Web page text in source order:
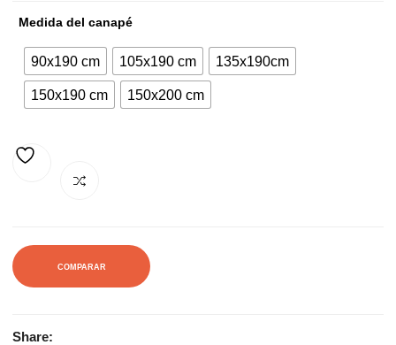
268,00€.465,00€.
Medida del canapé
90x190 cm 105x190 cm 135x190cm
150x190 cm 150x200 cm
COMPARAR
Share: